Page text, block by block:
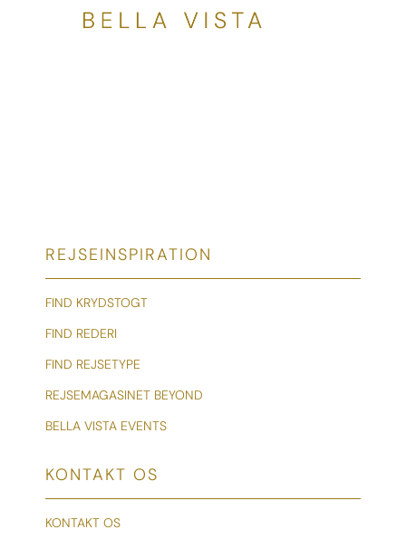
REJSEINSPIRATION
FIND KRYDSTOGT
FIND REDERI
FIND REJSETYPE
REJSEMAGASINET BEYOND
BELLA VISTA EVENTS
KONTAKT OS
KONTAKT OS